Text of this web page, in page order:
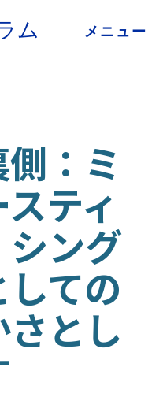
ム メニュー
成
ラム
：ミ
ティ
ング
ての
とし